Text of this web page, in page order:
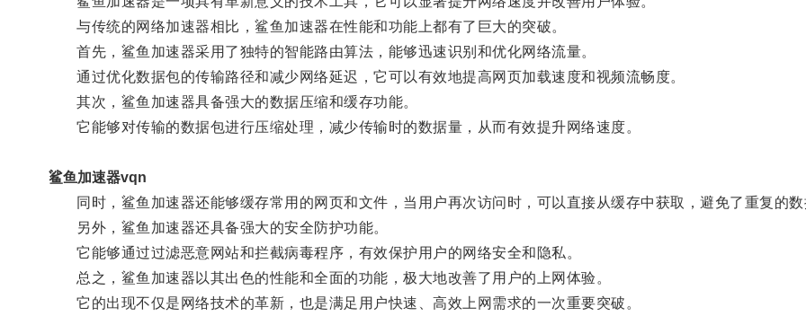
与传统的网络加速器相比，鲨鱼加速器在性能和功能上都有了巨大的突破。
首先，鲨鱼加速器采用了独特的智能路由算法，能够迅速识别和优化网络流量。
通过优化数据包的传输路径和减少网络延迟，它可以有效地提高网页加载速度和视频流畅度。
其次，鲨鱼加速器具备强大的数据压缩和缓存功能。
它能够对传输的数据包进行压缩处理，减少传输时的数据量，从而有效提升网络速度。
鲨鱼加速器vqn
同时，鲨鱼加速器还能够缓存常用的网页和文件，当用户再次访问时，可以直接从缓存中获取，避免了重复的数
另外，鲨鱼加速器还具备强大的安全防护功能。
它能够通过过滤恶意网站和拦截病毒程序，有效保护用户的网络安全和隐私。
总之，鲨鱼加速器以其出色的性能和全面的功能，极大地改善了用户的上网体验。
它的出现不仅是网络技术的革新，也是满足用户快速、高效上网需求的一次重要突破。